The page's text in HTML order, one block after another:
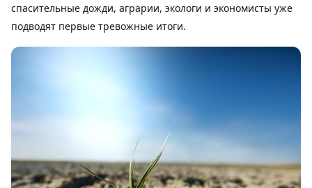
спасительные дожди, аграрии, экологи и экономисты уже
подводят первые тревожные итоги.